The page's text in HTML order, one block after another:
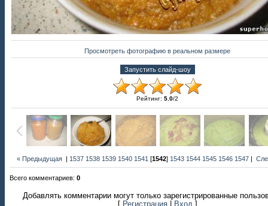
Просмотреть фотографию в реальном размере
Рейтинг: 5.0/2
« Предыдущая | 1537 1538 1539 1540 1541 [1542] 1543 1544 1545 1546 1547 |
Всего комментариев: 0
Добавлять комментарии могут только зарегистрированные